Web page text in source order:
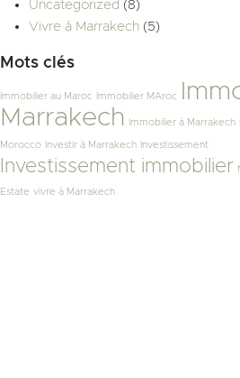
Uncategorized (8)
Vivre à Marrakech (5)
Mots clés
Immobilier au Maroc Immobilier MAroc
Marrakech
Immobilier à Marrakech
Morocco Investir à Marrakech Investissement
Investissement immobilier
Estate vivre à Marrakech